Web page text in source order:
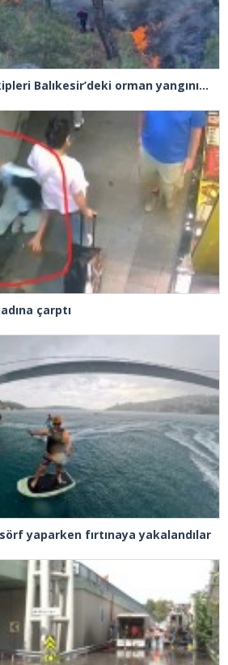
Pendik Belediyesi ekipleri Balıkesir’deki orman yangınına müdahale ediyor
çarptı
yaparken fırtınaya yakalandılar